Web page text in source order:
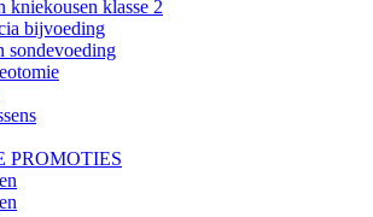
kniekousen klasse 2
bijvoeding
sondevoeding
PROMOTIES